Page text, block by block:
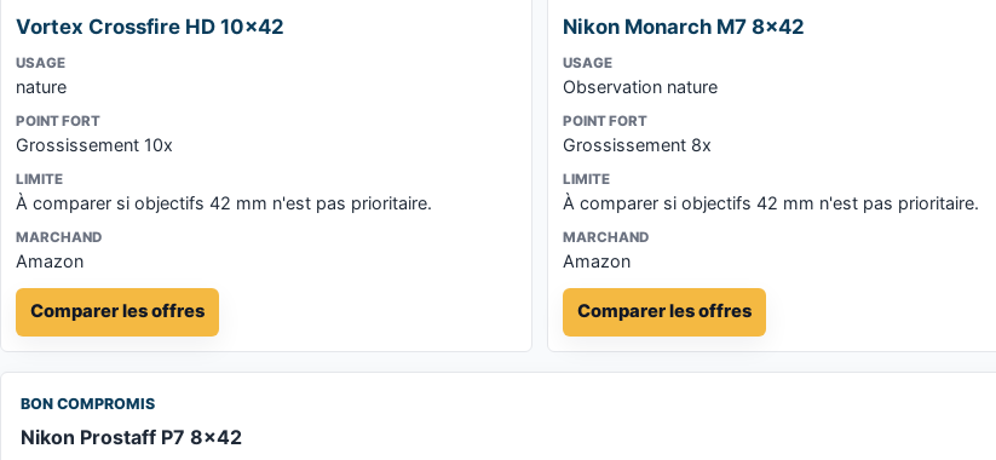
Vortex Crossfire HD 10x42
USAGE
nature
POINT FORT
Grossissement 10x
LIMITE
À comparer si objectifs 42 mm n'est pas prioritaire.
MARCHAND
Amazon
Comparer les offres
Nikon Monarch M7 8x42
USAGE
Observation nature
POINT FORT
Grossissement 8x
LIMITE
À comparer si objectifs 42 mm n'est pas prioritaire.
MARCHAND
Amazon
Comparer les offres
BON COMPROMIS
Nikon Prostaff P7 8x42